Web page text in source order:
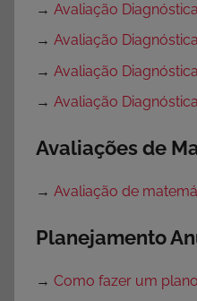
→ Avaliação
→ Avaliação
→ Avaliação
→ Avaliação
Avaliações de
→ Avaliação de
Planejamento
→ Como fazer um